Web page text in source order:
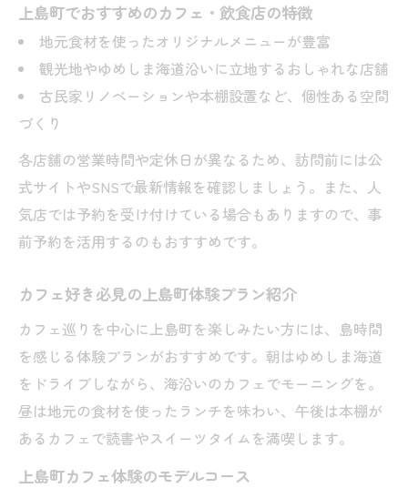
上島町でおすすめのカフェ・飲食店の特徴
地元食材を使ったオリジナルメニューが豊富
観光地やゆめしま海道沿いに立地するおしゃれな店舗
古民家リノベーションや本棚設置など、個性ある空間
づくり
各店舗の営業時間や定休日が異なるため、訪問前には公
式サイトやSNSで最新情報を確認しましょう。また、人
気店では予約を受け付けている場合もありますので、事
前予約を活用するのもおすすめです。
カフェ好き必見の上島町体験プラン紹介
カフェ巡りを中心に上島町を楽しみたい方には、島時間
を感じる体験プランがおすすめです。朝はゆめしま海道
をドライブしながら、海沿いのカフェでモーニングを。
昼は地元の食材を使ったランチを味わい、午後は本棚が
あるカフェで読書やスイーツタイムを満喫します。
上島町カフェ体験のモデルコース